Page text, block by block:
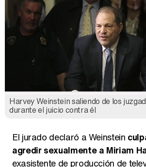
Harvey Weinstein saliendo de los
durante el juicio contra él
El jurado declaró a Weinstein
agredir sexualmente a Miriam
exasistente de producción de